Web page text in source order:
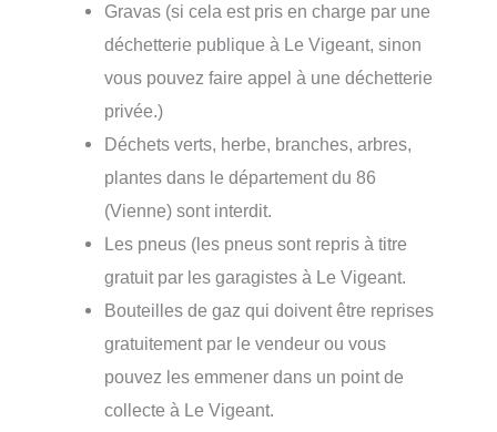
Gravas (si cela est pris en charge par une
déchetterie publique à Le Vigeant, sinon
vous pouvez faire appel à une déchetterie
privée.)
Déchets verts, herbe, branches, arbres,
plantes dans le département du 86
(Vienne) sont interdit.
Les pneus (les pneus sont repris à titre
gratuit par les garagistes à Le Vigeant.
Bouteilles de gaz qui doivent être reprises
gratuitement par le vendeur ou vous
pouvez les emmener dans un point de
collecte à Le Vigeant.